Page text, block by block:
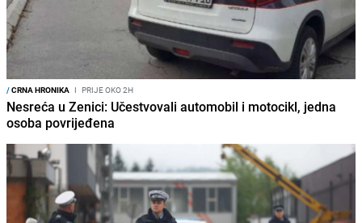
/CRNA HRONIKA I PRIJE OKO 2H
Nesreća u Zenici: Učestvovali automobil i motocikl, jedna
osoba povrijeđena